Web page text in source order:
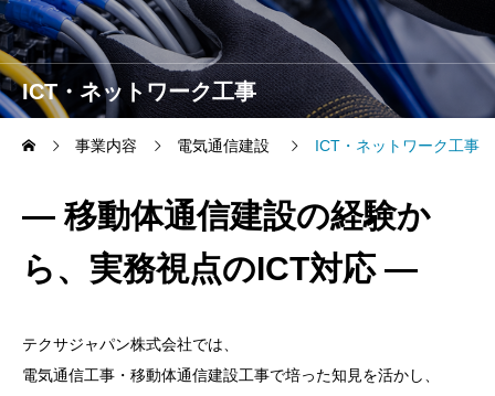
ICT・ネットワーク工事
事業内容 電気通信建設 ICT・ネットワーク工事
― 移動体通信建設の経験か
ら、実務視点のICT対応 ―
テクサジャパン株式会社では、
電気通信工事・移動体通信建設工事で培った知見を活かし、